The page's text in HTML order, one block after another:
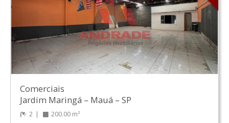
Comerciais
Jardim Maringá – Mauá – SP
2 200.00 m²